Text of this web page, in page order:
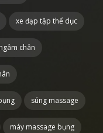
xe đạp tập thể dục
chân
súng massage
máy massage bụng